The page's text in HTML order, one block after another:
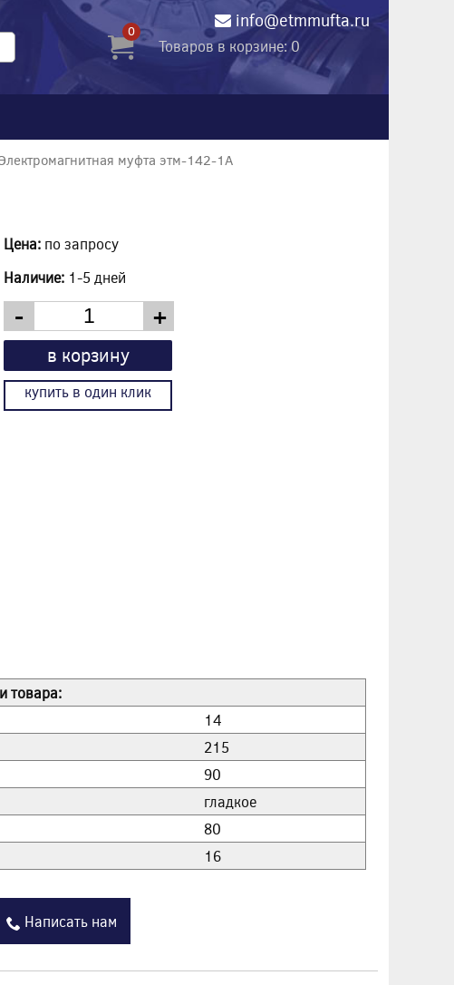
info@etmmufta.ru
0
Товаров в корзине: 0
муфта этм-142-1А
Цена: по запросу
Наличие: 1-5 дней
- +
в корзину
купить в один клик
товара:
14
215
90
гладкое
80
16
Написать нам